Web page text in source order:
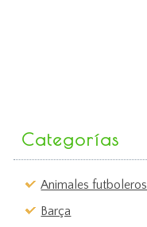
Categorías
Animales futboleros
Barça